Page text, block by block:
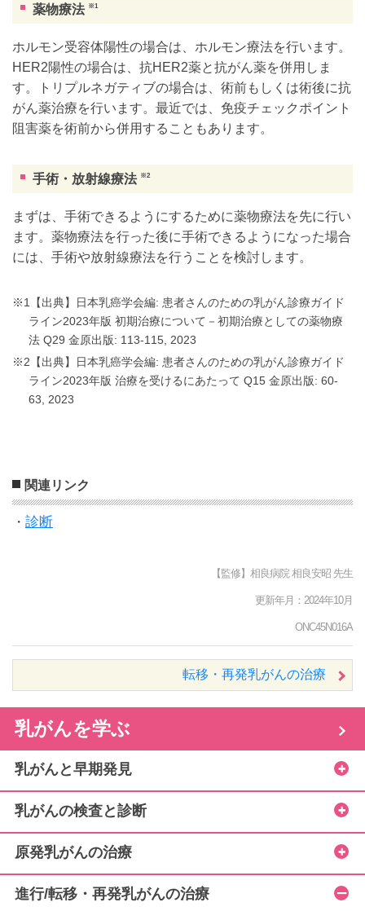
薬物療法 ※1
ホルモン受容体陽性の場合は、ホルモン療法を行います。
HER2陽性の場合は、抗HER2薬と抗がん薬を併用しま
す。トリプルネガティブの場合は、術前もしくは術後に抗
がん薬治療を行います。最近では、免疫チェックポイント
阻害薬を術前から併用することもあります。
手術・放射線療法 ※2
まずは、手術できるようにするために薬物療法を先に行い
ます。薬物療法を行った後に手術できるようになった場合
には、手術や放射線療法を行うことを検討します。
※1【出典】日本乳癌学会編: 患者さんのための乳がん診療ガイド
ライン2023年版 初期治療について－初期治療としての薬物療
法 Q29 金原出版: 113-115, 2023
※2【出典】日本乳癌学会編: 患者さんのための乳がん診療ガイド
ライン2023年版 治療を受けるにあたって Q15 金原出版: 60-
63, 2023
関連リンク
・ 診断
【監修】相良病院 相良安昭 先生
更新年月：2024年10月
ONC45N016A
転移・再発乳がんの治療
乳がんを学ぶ
乳がんと早期発見
乳がんの検査と診断
原発乳がんの治療
進行/転移・再発乳がんの治療